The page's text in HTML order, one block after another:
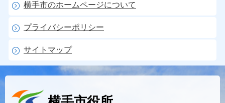
横手市のホームページについて
プライバシーポリシー
サイトマップ